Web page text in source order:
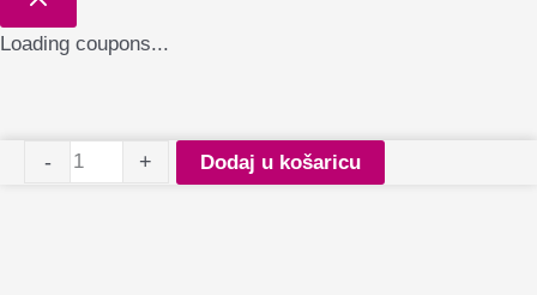
Loading coupons...
- + Dodaj u košaricu